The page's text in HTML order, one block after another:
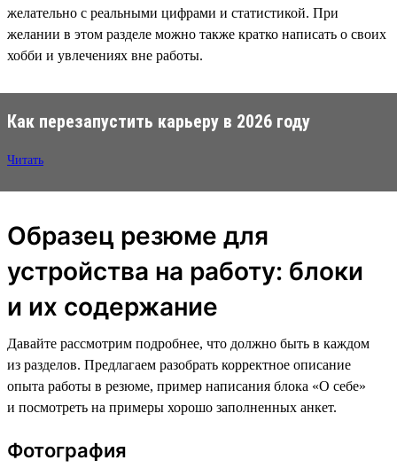
желательно с реальными цифрами и статистикой. При
желании в этом разделе можно также кратко написать о своих
хобби и увлечениях вне работы.
Как перезапустить карьеру в 2026 году
Читать
Образец резюме для
устройства на работу: блоки
и их содержание
Давайте рассмотрим подробнее, что должно быть в каждом
из разделов. Предлагаем разобрать корректное описание
опыта работы в резюме, пример написания блока «О себе»
и посмотреть на примеры хорошо заполненных анкет.
Фотография